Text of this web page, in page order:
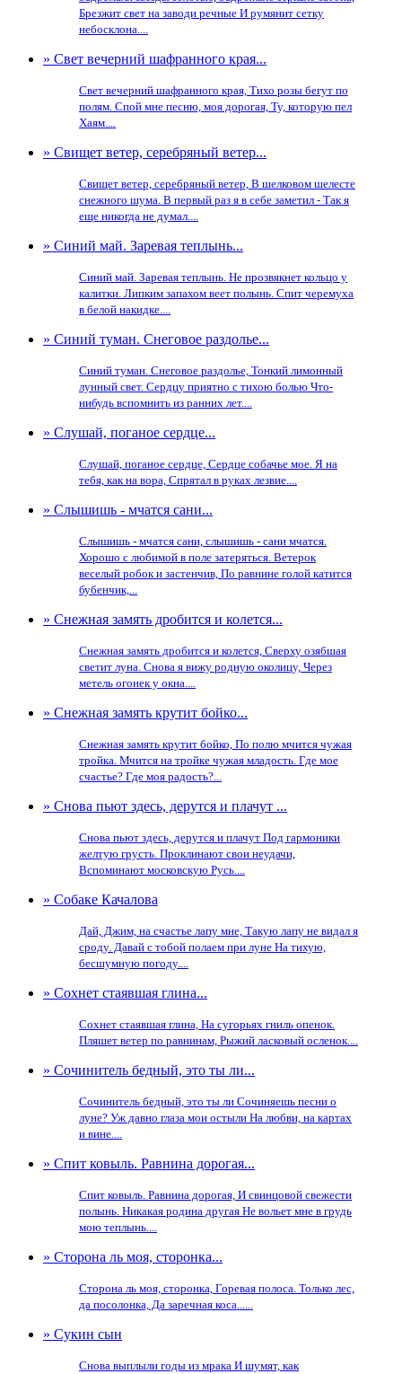
Брезжит свет на заводи речные И румянит сетку
небосклона....
» Свет вечерний шафранного края...
Свет вечерний шафранного края, Тихо розы бегут по
полям. Спой мне песню, моя дорогая, Ту, которую пел
Хаям....
» Свищет ветер, серебряный ветер...
Свищет ветер, серебряный ветер, В шелковом шелесте
снежного шума. В первый раз я в себе заметил - Так я
еще никогда не думал....
» Синий май. Заревая теплынь...
Синий май. Заревая теплынь. Не прозвякнет кольцо у
калитки. Липким запахом веет полынь. Спит черемуха
в белой накидке....
» Синий туман. Снеговое раздолье...
Синий туман. Снеговое раздолье, Тонкий лимонный
лунный свет. Сердцу приятно с тихою болью Что-
нибудь вспомнить из ранних лет....
» Слушай, поганое сердце...
Слушай, поганое сердце, Сердце собачье мое. Я на
тебя, как на вора, Спрятал в руках лезвие....
» Слышишь - мчатся сани...
Слышишь - мчатся сани, слышишь - сани мчатся.
Хорошо с любимой в поле затеряться. Ветерок
веселый робок и застенчив, По равнине голой катится
бубенчик,...
» Снежная замять дробится и колется...
Снежная замять дробится и колется, Сверху озябшая
светит луна. Снова я вижу родную околицу, Через
метель огонек у окна....
» Снежная замять крутит бойко...
Снежная замять крутит бойко, По полю мчится чужая
тройка. Мчится на тройке чужая младость. Где мое
счастье? Где моя радость?...
» Снова пьют здесь, дерутся и плачут ...
Снова пьют здесь, дерутся и плачут Под гармоники
желтую грусть. Проклинают свои неудачи,
Вспоминают московскую Русь....
» Собаке Качалова
Дай, Джим, на счастье лапу мне, Такую лапу не видал я
сроду. Давай с тобой полаем при луне На тихую,
бесшумную погоду....
» Сохнет стаявшая глина...
Сохнет стаявшая глина, На сугорьях гниль опенок.
Пляшет ветер по равнинам, Рыжий ласковый осленок....
» Сочинитель бедный, это ты ли...
Сочинитель бедный, это ты ли Сочиняешь песни о
луне? Уж давно глаза мои остыли На любви, на картах
и вине....
» Спит ковыль. Равнина дорогая...
Спит ковыль. Равнина дорогая, И свинцовой свежести
полынь. Никакая родина другая Не вольет мне в грудь
мою теплынь....
» Сторона ль моя, сторонка...
Сторона ль моя, сторонка, Горевая полоса. Только лес,
да посолонка, Да заречная коса......
» Сукин сын
Снова выплыли годы из мрака И шумят, как